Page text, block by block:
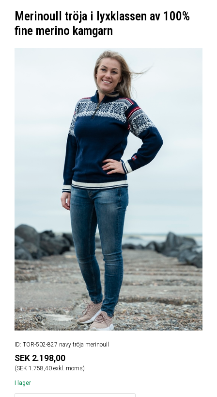
Merinoull tröja i lyxklassen av 100%
fine merino kamgarn
ID: TOR-502-827 navy tröja merinoull
SEK 2.198,00
(SEK 1.758,40 exkl. moms)
I lager